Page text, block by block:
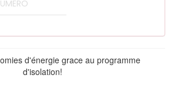
d'énergie grace au programme
d'isolation!